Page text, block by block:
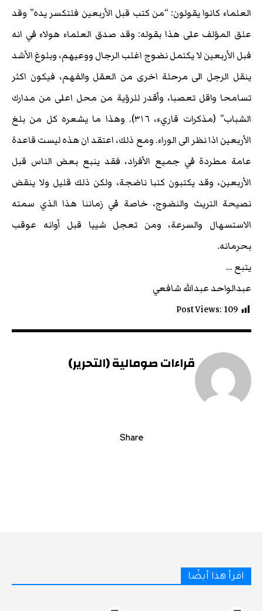
العلماء كانوا يقولون: “من كتب قبل الأربعين فلتكسر يده” وقد
علق المؤلف على هذا بقوله: وقد صدق العلماء هولاء في انه
فبل الأربعين لا يكتمل نضوج اغلب الرجال ووعيهم، وبلوغ الأشد
ينقل الرجل الى مرحلة اخرى من العقل والفهم، فيكون اكثر
تسامحا واقل تعصبا، وأقدر للرؤية من محل اعلى من مدارك
الشباب” (مذكرات قاريء، ٣١٦). وهذا ما يشعره كل من بلغ
الأربعين اذا نظر الى الوراء. ومع ذلك، اعتقد ان هذه ليست قاعدة
عامة مطردة في جميع الأفراد، فقد ينبع بعض الناس قبل
الأربعين، وقد يكتبون كتبا ناضجة، ولكن ذلك قليل ولا ينقض
نصيحة التريث والنضوج، خاصة في زماننا هذا الذي سمته
الاستسهال والسرعة، ومن تعجل شييا قبل أوانه عوقب
بحرمانه.
يتبع …
عبدالواحد عبدالله شافعي
Post Views: 109
قراءات صومالية (التحرير)
Share
اقرأ هذا أيضًا